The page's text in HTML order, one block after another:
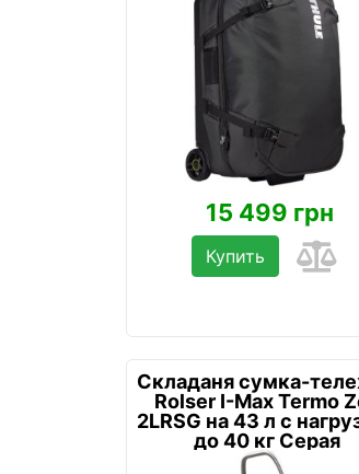
15 499 грн
Купить
Складаня сумка-
Rolser I-Max Termo
2LRSG на 43 л с
до 40 кг Серая